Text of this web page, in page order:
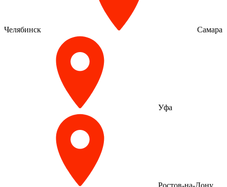
Челябинск Самара
Уфа
Ростов-на-Дону